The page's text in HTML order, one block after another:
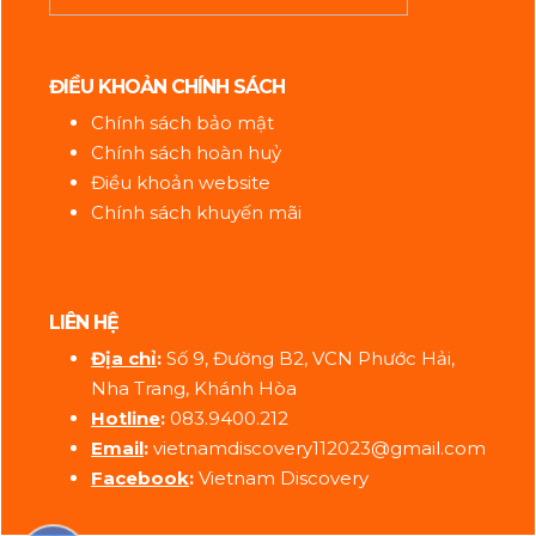
ĐIỀU KHOẢN CHÍNH SÁCH
Chính sách bảo mật
Chính sách hoàn huỷ
Điều khoản website
Chính sách khuyến mãi
LIÊN HỆ
Địa chỉ: Số 9, Đường B2, VCN Phước Hải,
Nha Trang, Khánh Hòa
Hotline: 083.9400.212
Email: vietnamdiscovery112023@gmail.com
Facebook: Vietnam Discovery